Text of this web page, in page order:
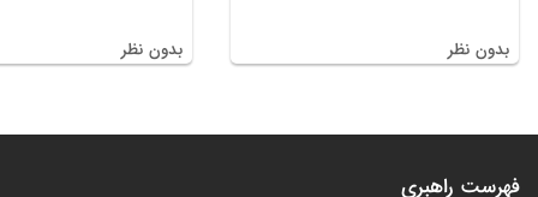
بدون نظر بدون نظر
فهرست راهبری